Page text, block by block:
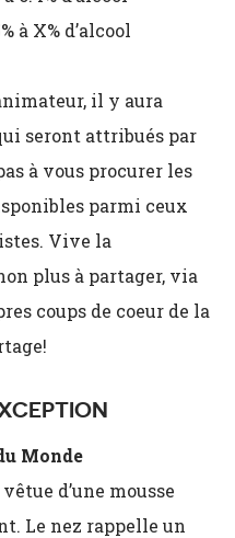
à X% d’alcool
il y aura
seront attribués par
à vous procurer les
parmi ceux
Vive la
plus à partager, via
coups de coeur de la
Monde
d’une mousse
Le nez rappelle un